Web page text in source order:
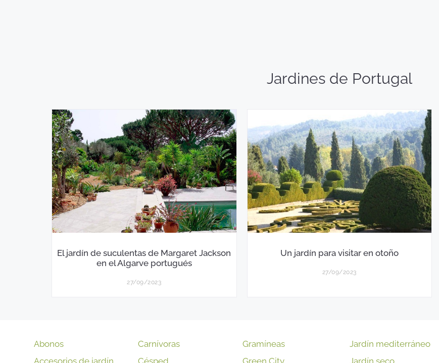
Jardines de Portugal
El jardín de suculentas de Margaret Jackson
en el Algarve portugués
27/09/2023
Un jardín para visitar en otoño
27/09/2023
Abonos
Accesorios de jardín
Carnívoras
Césped
Gramíneas
Green City
Jardín mediterráneo
Jardín seco